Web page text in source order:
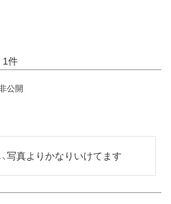
1
公開
写真よりかなりいけてます